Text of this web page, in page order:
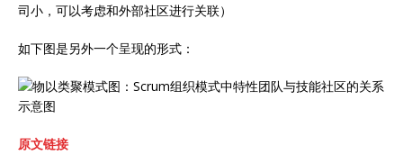
司小，可以考虑和外部社区进行关联）
如下图是另外一个呈现的形式：
原文链接